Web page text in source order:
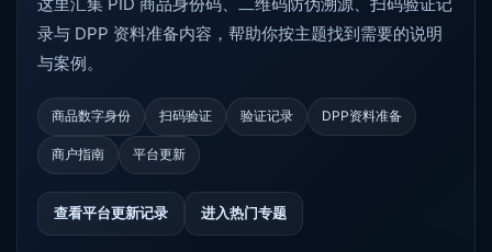
录与 DPP 资料准备内容，帮助你按主题找到需要的说明
与案例。
商品数字身份 扫码验证 验证记录 DPP资料准备
商户指南 平台更新
查看平台更新记录 进入热门专题